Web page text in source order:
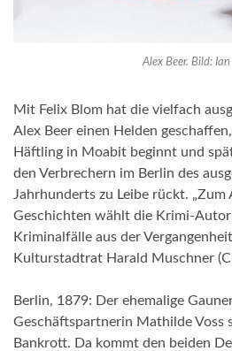
Alex Beer. Bild:
Mit Felix Blom hat die vielfach
Alex Beer einen Helden
Häftling in Moabit beginnt und
den Verbrechern im Berlin des
Jahrhunderts zu Leibe rückt.
Geschichten wählt die Krimi-
Kriminalfälle aus der
Kulturstadtrat Harald Muschner
Berlin, 1879: Der ehemalige
Geschäftspartnerin Mathilde Voss
Bankrott. Da kommt den beiden